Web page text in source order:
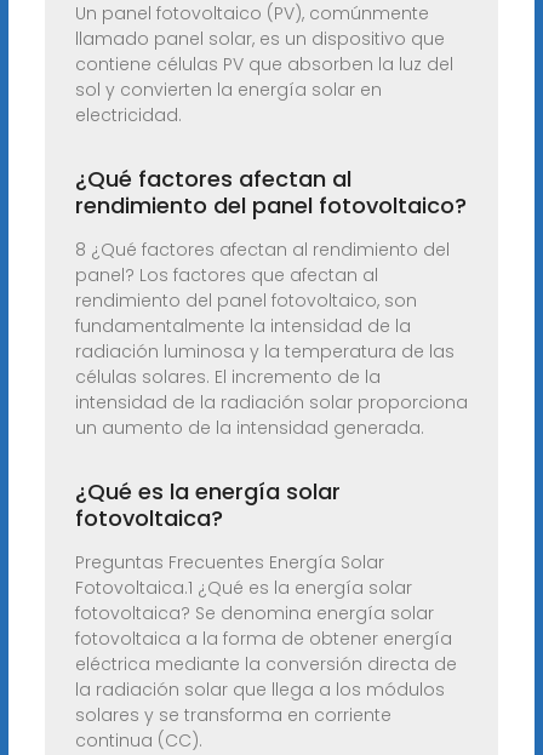
Un panel fotovoltaico (PV), comúnmente
llamado panel solar, es un dispositivo que
contiene células PV que absorben la luz del
sol y convierten la energía solar en
electricidad.
¿Qué factores afectan al
rendimiento del panel fotovoltaico?
8 ¿Qué factores afectan al rendimiento del
panel? Los factores que afectan al
rendimiento del panel fotovoltaico, son
fundamentalmente la intensidad de la
radiación luminosa y la temperatura de las
células solares. El incremento de la
intensidad de la radiación solar proporciona
un aumento de la intensidad generada.
¿Qué es la energía solar
fotovoltaica?
Preguntas Frecuentes Energía Solar
Fotovoltaica.1 ¿Qué es la energía solar
fotovoltaica? Se denomina energía solar
fotovoltaica a la forma de obtener energía
eléctrica mediante la conversión directa de
la radiación solar que llega a los módulos
solares y se transforma en corriente
continua (CC).